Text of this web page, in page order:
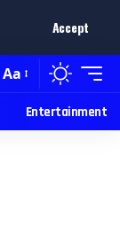
Accept
Aa
Entertainment